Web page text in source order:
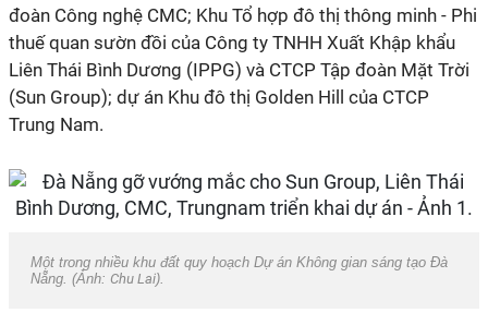
đoàn Công nghệ CMC; Khu Tổ hợp đô thị thông minh - Phi
thuế quan sườn đồi của Công ty TNHH Xuất Khập khẩu
Liên Thái Bình Dương (IPPG) và CTCP Tập đoàn Mặt Trời
(Sun Group); dự án Khu đô thị Golden Hill của CTCP
Trung Nam.
Một trong nhiều khu đất quy hoạch Dự án Không gian sáng tạo Đà
Nẵng. (Ảnh: Chu Lai).